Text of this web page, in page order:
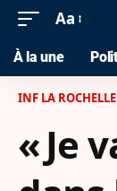
Aa
À la une
INF LA ROCHELLE
« Je